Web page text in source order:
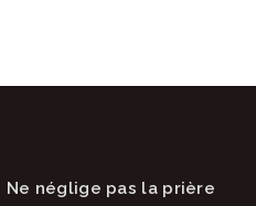
Ne néglige pas la prière